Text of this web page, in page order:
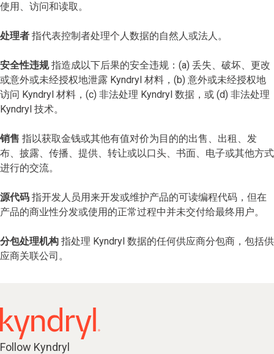
使用、访问和读取。
处理者 指代表控制者处理个人数据的自然人或法人。
安全性违规指造成以下后果的安全违规：(a) 丢失、破坏、更改
或意外或未经授权地泄露 Kyndryl 材料，(b) 意外或未经授权地
访问 Kyndryl 材料，(c) 非法处理 Kyndryl 数据，或 (d) 非法处理
Kyndryl 技术。
销售 指以获取金钱或其他有值对价为目的的出售、出租、发
布、披露、传播、提供、转让或以口头、书面、电子或其他方式
进行的交流。
源代码 指开发人员用来开发或维护产品的可读编程代码，但在
产品的商业性分发或使用的正常过程中并未交付给最终用户。
分包处理机构 指处理 Kyndryl 数据的任何供应商分包商，包括供
应商关联公司。
Follow Kyndryl